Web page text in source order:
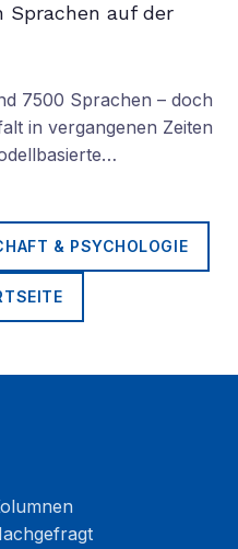
Sprachen auf der
7500 Sprachen – doch
in vergangenen Zeiten
& PSYCHOLOGIE